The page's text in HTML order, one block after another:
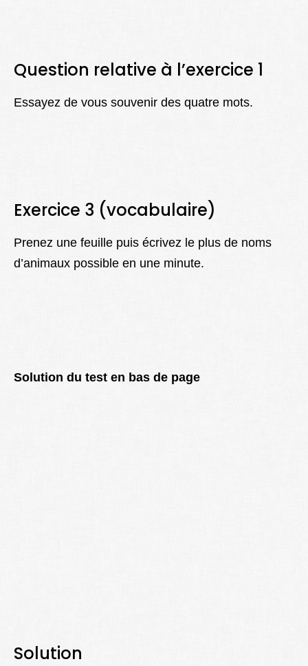
Question relative à l’exercice 1
Essayez de vous souvenir des quatre mots.
Exercice 3 (vocabulaire)
Prenez une feuille puis écrivez le plus de noms
d’animaux possible en une minute.
Solution du test en bas de page
Solution